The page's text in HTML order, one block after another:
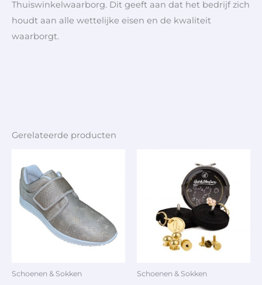
Thuiswinkelwaarborg. Dit geeft aan dat het bedrijf zich
houdt aan alle wettelijke eisen en de kwaliteit
waarborgt.
Gerelateerde producten
Schoenen & Sokken Schoenen & Sokken